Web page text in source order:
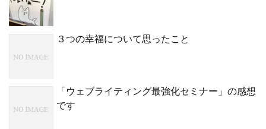
３つの幸福について思ったこと
「ウェブライティング最強化セミナー」の感想
です